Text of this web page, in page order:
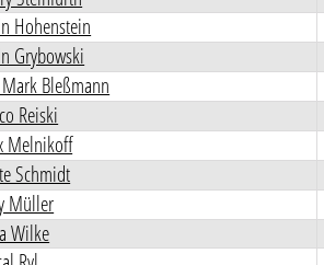
Hohenstein
Grybowski
Bleßmann
Reiski
Melnikoff
Schmidt
Müller
Wilke